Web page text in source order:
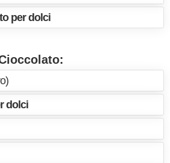
per dolci
dolci